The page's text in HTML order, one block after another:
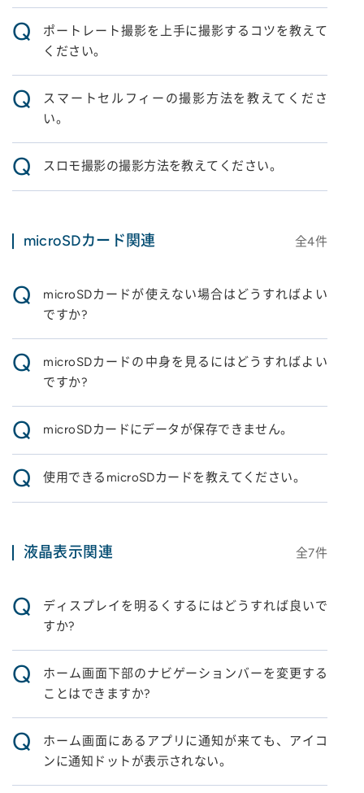
Q
ポートレート撮影を上手に撮影するコツを教えて
ください。
Q
スマートセルフィーの撮影方法を教えてくださ
い。
Q スロモ撮影の撮影方法を教えてください。
microSDカード関連 全4件
Q
microSDカードが使えない場合はどうすればよい
ですか?
Q
microSDカードの中身を見るにはどうすればよい
ですか?
Q microSDカードにデータが保存できません。
Q 使用できるmicroSDカードを教えてください。
液晶表示関連 全7件
Q
ディスプレイを明るくするにはどうすれば良いで
すか?
Q
ホーム画面下部のナビゲーションバーを変更する
ことはできますか?
Q
ホーム画面にあるアプリに通知が来ても、アイコ
ンに通知ドットが表示されない。